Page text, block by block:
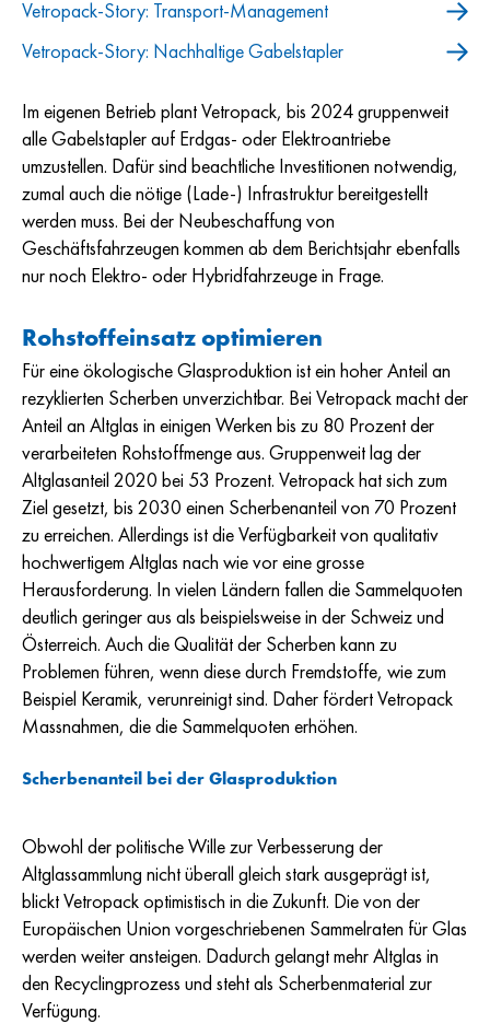
Vetropack-Story: Transport-Management
Vetropack-Story: Nachhaltige Gabelstapler
Im eigenen Betrieb plant Vetropack, bis 2024 gruppenweit
alle Gabelstapler auf Erdgas- oder Elektroantriebe
umzustellen. Dafür sind beachtliche Investitionen notwendig,
zumal auch die nötige (Lade-) Infrastruktur bereitgestellt
werden muss. Bei der Neubeschaffung von
Geschäftsfahrzeugen kommen ab dem Berichtsjahr ebenfalls
nur noch Elektro- oder Hybridfahrzeuge in Frage.
Rohstoffeinsatz optimieren
Für eine ökologische Glasproduktion ist ein hoher Anteil an
rezyklierten Scherben unverzichtbar. Bei Vetropack macht der
Anteil an Altglas in einigen Werken bis zu 80 Prozent der
verarbeiteten Rohstoffmenge aus. Gruppenweit lag der
Altglasanteil 2020 bei 53 Prozent. Vetropack hat sich zum
Ziel gesetzt, bis 2030 einen Scherbenanteil von 70 Prozent
zu erreichen. Allerdings ist die Verfügbarkeit von qualitativ
hochwertigem Altglas nach wie vor eine grosse
Herausforderung. In vielen Ländern fallen die Sammelquoten
deutlich geringer aus als beispielsweise in der Schweiz und
Österreich. Auch die Qualität der Scherben kann zu
Problemen führen, wenn diese durch Fremdstoffe, wie zum
Beispiel Keramik, verunreinigt sind. Daher fördert Vetropack
Massnahmen, die die Sammelquoten erhöhen.
Scherbenanteil bei der Glasproduktion
Obwohl der politische Wille zur Verbesserung der
Altglassammlung nicht überall gleich stark ausgeprägt ist,
blickt Vetropack optimistisch in die Zukunft. Die von der
Europäischen Union vorgeschriebenen Sammelraten für Glas
werden weiter ansteigen. Dadurch gelangt mehr Altglas in
den Recyclingprozess und steht als Scherbenmaterial zur
Verfügung.